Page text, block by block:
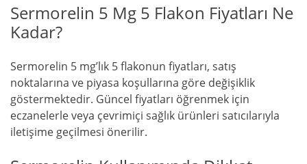
Sermorelin 5 Mg 5 Flakon Fiyatları Ne
Kadar?
Sermorelin 5 mg’lık 5 flakonun fiyatları, satış
noktalarına ve piyasa koşullarına göre değişiklik
göstermektedir. Güncel fiyatları öğrenmek için
eczanelerle veya çevrimiçi sağlık ürünleri satıcılarıyla
iletişime geçilmesi önerilir.